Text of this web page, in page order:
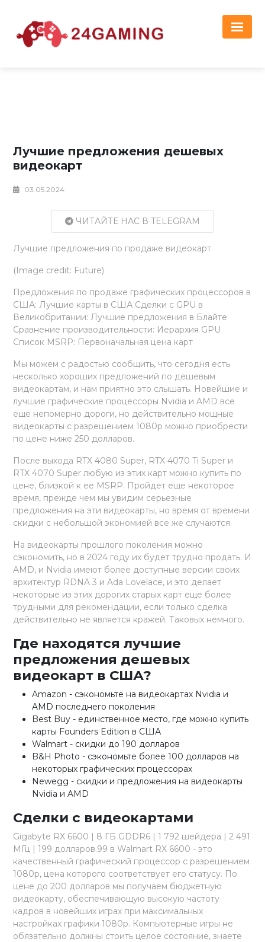
Лучшие предложения дешевых
видеокарт
03.05.2024
ЧИТАЙТЕ НАС В TELEGRAM
Лучшие предложения по продаже видеокарт
(Image credit: Future)
Предложения по продаже графических процессоров в
США: Лучшие карты в США Сделки с GPU в
Великобритании: Лучшие предложения в Блайте
Сравнение производительности: Иерархия GPU
Список MSRP: Первоначальная цена карт
Мы можем с радостью сообщить, что сегодня есть
несколько хороших предложений по дешевым
видеокартам, и нам приятно это слышать. Новейшие и
лучшие графические процессоры Nvidia и AMD все
еще непомерно дороги, но действительно мощные
видеокарты с разрешением 1080p можно приобрести
по цене ниже 250 долларов.
После выхода RTX 4080 Super, RTX 4070 Ti Super и
RTX 4070 Super любую из этих карт можно купить по
цене, близкой к ее MSRP. Пройдет еще некоторое
время, прежде чем мы увидим серьезные
предложения на эти видеокарты, но время от времени
скидки с небольшой экономией все же случаются.
На видеокарты прошлого поколения можно
сэкономить, но в 2024 году их будет трудно продать. И
AMD, и Nvidia имеют более доступные версии своих
архитектур RDNA 3 и Ada Lovelace, и это делает
некоторые из этих дорогих старых карт еще более
трудными для рекомендации, если только сделка
действительно не является кражей. Таковых немного.
Где находятся лучшие
предложения дешевых
видеокарт в США?
Amazon - сэкономьте на видеокартах Nvidia и
AMD последнего поколения
Best Buy - единственное место, где можно купить
карты Founders Edition в США
Walmart - скидки до 190 долларов
B&H Photo - сэкономьте более 100 долларов на
некоторых графических процессорах
Newegg - скидки и предложения на видеокарты
Nvidia и AMD
Сделки с видеокартами
Gigabyte RX 6600 | 8 ГБ GDDR6 | 1 792 шейдера | 2 491
МГц | 199 долларов.99 в Walmart RX 6600 - это
качественный графический процессор с разрешением
1080p, цена которого соответствует его статусу. По
цене до 200 долларов мы получаем бюджетную
видеокарту, обеспечивающую высокую частоту
кадров в новейших играх при максимальных
настройках графики 1080p. Компьютерные игры не
обязательно должны стоить целое состояние, знаете